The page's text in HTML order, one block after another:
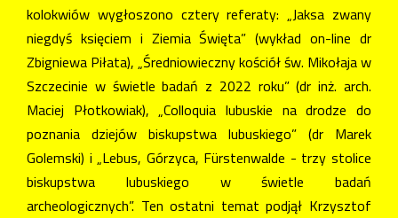
kolokwiów wygłoszono cztery referaty: „Jaksa zwany
niegdyś księciem i Ziemia Święta” (wykład on-line dr
Zbigniewa Piłata), „Średniowieczny kościół św. Mikołaja w
Szczecinie w świetle badań z 2022 roku” (dr inż. arch.
Maciej Płotkowiak), „Colloquia lubuskie na drodze do
poznania dziejów biskupstwa lubuskiego” (dr Marek
Golemski) i „Lebus, Górzyca, Fürstenwalde - trzy stolice
biskupstwa lubuskiego w świetle badań
archeologicznych”. Ten ostatni temat podjął Krzysztof